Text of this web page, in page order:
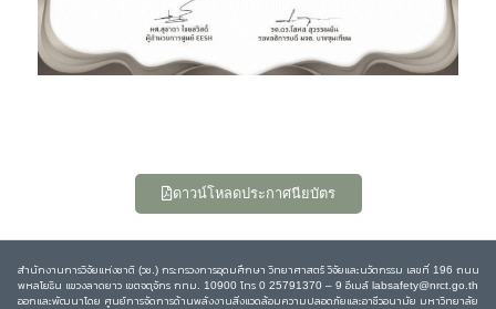
ดาวน์โหลดประกาศนียบัตร
สำนักงานการวิจัยแห่งชาติ (วช.) กระทรวงการอุดมศึกษา วิทยาศาสตร์ วิจัยและนวัตกรรม เลขที่ 196 ถนน
พหลโยธิน แขวงลาดยาว เขตจตุจักร กทม. 10900 โทร 0 25791370 – 9 อีเมล์ labsafety@nrct.go.th
ออกและพัฒนาโดย ศูนย์การจัดการด้านพลังงานสิ่งแวดล้อมความปลอดภัยและอาชีวอนามัย มหาวิทยาลัย